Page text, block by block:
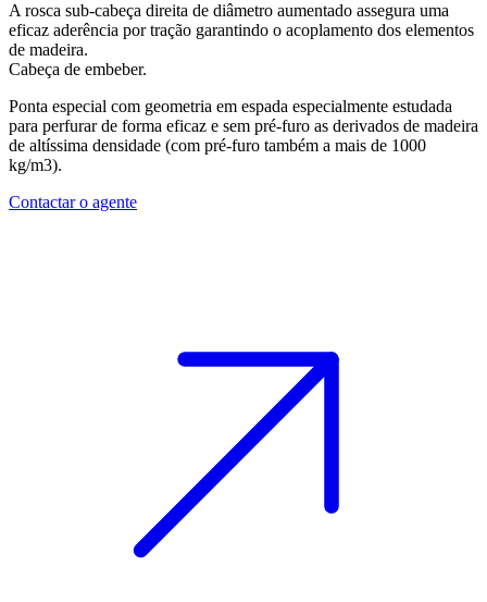
A rosca sub-cabeça direita de diâmetro aumentado assegura uma
eficaz aderência por tração garantindo o acoplamento dos elementos
de madeira.
Cabeça de embeber.
Ponta especial com geometria em espada especialmente estudada
para perfurar de forma eficaz e sem pré-furo as derivados de madeira
de altíssima densidade (com pré-furo também a mais de 1000
kg/m3).
Contactar o agente